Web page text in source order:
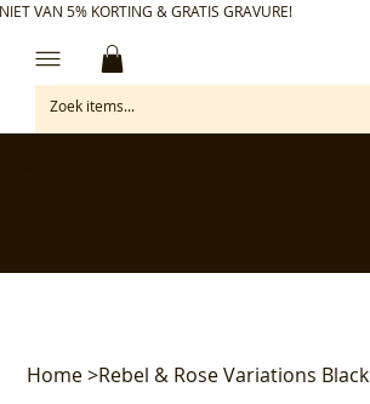
VAN 5% KORTING & GRATIS GRAVURE!
Home>Rebel & Rose Variations Black